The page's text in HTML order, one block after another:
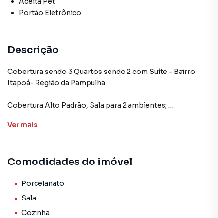
Portão Eletrônico
Descrição
Cobertura sendo 3 Quartos sendo 2 com Suíte - Bairro
Itapoá- Região da Pampulha
Cobertura Alto Padrão, Sala para 2 ambientes;
-Banheiros Social com acabamentos de alto padrão;
-2 vagas sob pilotis;
Ver mais
Comodidades do imóvel
Porcelanato
Sala
Cozinha